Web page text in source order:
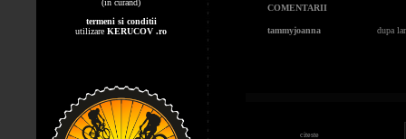
(in curand)
termeni si conditii
utilizare KERUCOV .ro
COMENTARII
tammyjoanna dupa
citeste